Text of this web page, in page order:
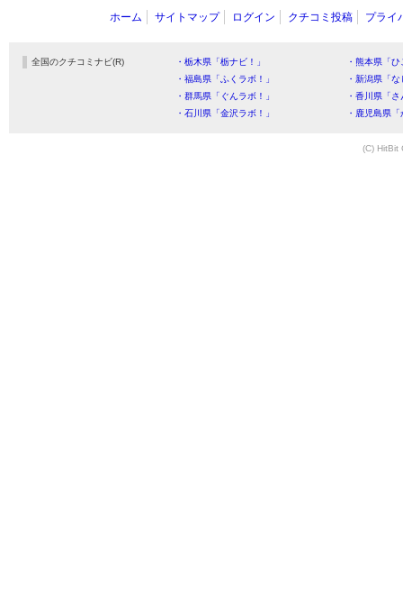
ホーム サイトマップ ログイン クチコミ投稿 プライ
全国のクチコミナビ(R) ・栃木県「栃ナビ！」
・熊本県「
・福島県「ふくラボ！」
・新潟県「
・群馬県「ぐんラボ！」
・香川県「
・石川県「金沢ラボ！」
・鹿児島県
(C) HitBit